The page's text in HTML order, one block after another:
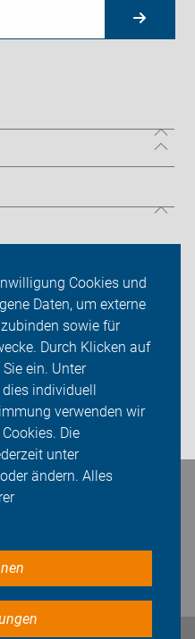
Cookies und
Daten, um externe
sowie für
Durch Klicken auf
Sie ein. Unter
individuell
verwenden wir
Die
unter
ändern. Alles